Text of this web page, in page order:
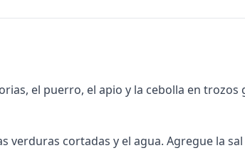
el puerro, el apio y la cebolla en trozos
verduras cortadas y el agua. Agregue la